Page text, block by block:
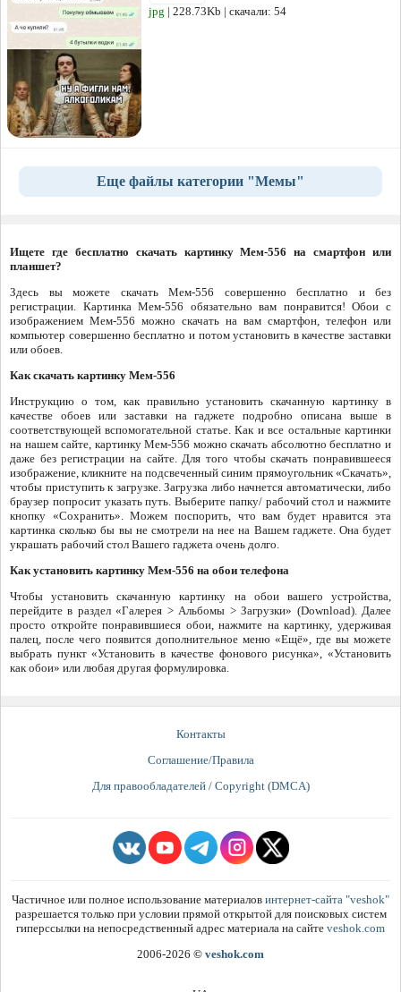
jpg | 228.73Kb | скачали: 54
Еще файлы категории "Мемы"
Ищете где бесплатно скачать картинку Мем-556 на смартфон или
планшет?
Здесь вы можете скачать Мем-556 совершенно бесплатно и без
регистрации. Картинка Мем-556 обязательно вам понравится! Обои с
изображением Мем-556 можно скачать на вам смартфон, телефон или
компьютер совершенно бесплатно и потом установить в качестве заставки
или обоев.
Как скачать картинку Мем-556
Инструкцию о том, как правильно установить скачанную картинку в
качестве обоев или заставки на гаджете подробно описана выше в
соответствующей вспомогательной статье. Как и все остальные картинки
на нашем сайте, картинку Мем-556 можно скачать абсолютно бесплатно и
даже без регистрации на сайте. Для того чтобы скачать понравившееся
изображение, кликните на подсвеченный синим прямоугольник «Скачать»,
чтобы приступить к загрузке. Загрузка либо начнется автоматически, либо
браузер попросит указать путь. Выберите папку/ рабочий стол и нажмите
кнопку «Сохранить». Можем поспорить, что вам будет нравится эта
картинка сколько бы вы не смотрели на нее на Вашем гаджете. Она будет
украшать рабочий стол Вашего гаджета очень долго.
Как установить картинку Мем-556 на обои телефона
Чтобы установить скачанную картинку на обои вашего устройства,
перейдите в раздел «Галерея > Альбомы > Загрузки» (Download). Далее
просто откройте понравившиеся обои, нажмите на картинку, удерживая
палец, после чего появится дополнительное меню «Ещё», где вы можете
выбрать пункт «Установить в качестве фонового рисунка», «Установить
как обои» или любая другая формулировка.
Контакты
Соглашение/Правила
Для правообладателей / Copyright (DMCA)
Частичное или полное использование материалов интернет-сайта "veshok"
разрешается только при условии прямой открытой для поисковых систем
гиперссылки на непосредственный адрес материала на сайте veshok.com
2006-2026 © veshok.com